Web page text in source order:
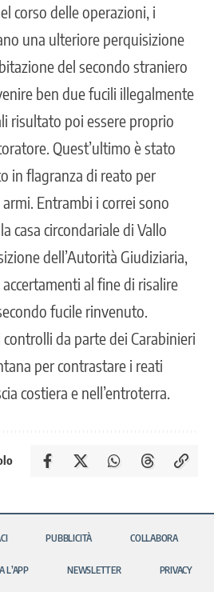
corso delle operazioni, i
una ulteriore perquisizione
del secondo straniero
ben due fucili illegalmente
risultato poi essere proprio
Quest’ultimo è stato
in flagranza di reato per
Entrambi i correi sono
casa circondariale di Vallo
dell’Autorità Giudiziaria,
al fine di risalire
fucile rinvenuto.
da parte dei Carabinieri
per contrastare i reati
costiera e nell’entroterra.
PUBBLICITÀ COLLABORA
L’APP NEWSLETTER PRIVACY